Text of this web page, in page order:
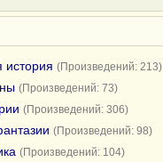
история (Произведений: 213)
(Произведений: 73)
(Произведений: 306)
(Произведений: 98)
(Произведений: 104)